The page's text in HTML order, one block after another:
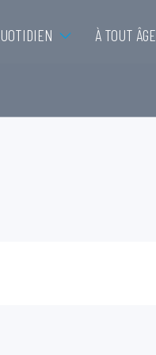
À TOUT ÂGE